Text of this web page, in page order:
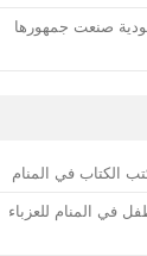
صنعت جمهورها
الكتاب في المنام
في المنام للعزباء